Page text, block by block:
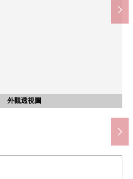
外觀透視圖
外觀透視圖
外觀
外觀
外觀
外觀
外觀
外觀
客廳
客廳
廚房
組合廚房
廚房
組合廚房
廚房
廚房空間
客廳
客廳
廁所
無水箱馬桶
洗臉
盥洗台
公共汽車
整體衛浴
公共汽車
整體衛浴
門口
門口
室內
西式房間
廁所
無水箱馬桶
室內
西式房間
室內
西式房間
室內
閣樓
立久我山小學(約750m)
立宮前中學(約550m)
並宮前商店(約400m)
戶西公園(約260m)
前4丁目商店(約550m)
步行7分鐘。
士見丘商店(約670m)